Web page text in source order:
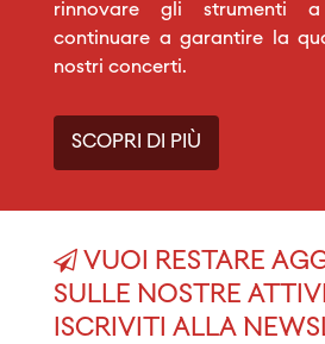
rinnovare gli strumenti
continuare a garantire la
nostri concerti.
SCOPRI DI PIÙ
VUOI RESTARE
SULLE NOSTRE
ISCRIVITI ALLA